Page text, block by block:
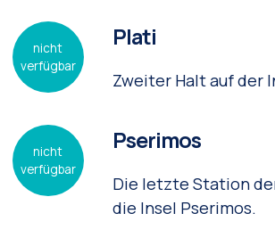
nicht
verfügbar
Plati
Zweiter Halt auf der
nicht
verfügbar
Pserimos
Die letzte Station
die Insel Pserimos.